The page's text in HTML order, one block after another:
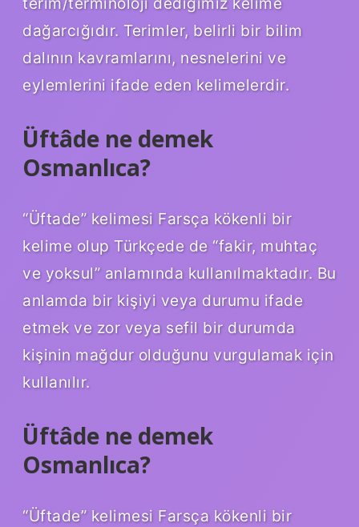
dağarcığıdır. Terimler, belirli bir bilim
dalının kavramlarını, nesnelerini ve
eylemlerini ifade eden kelimelerdir.
Üftâde ne demek
Osmanlıca?
“Üftade” kelimesi Farsça kökenli bir
kelime olup Türkçede de “fakir, muhtaç
ve yoksul” anlamında kullanılmaktadır. Bu
anlamda bir kişiyi veya durumu ifade
etmek ve zor veya sefil bir durumda
kişinin mağdur olduğunu vurgulamak için
kullanılır.
Üftâde ne demek
Osmanlıca?
“Üftade” kelimesi Farsça kökenli bir